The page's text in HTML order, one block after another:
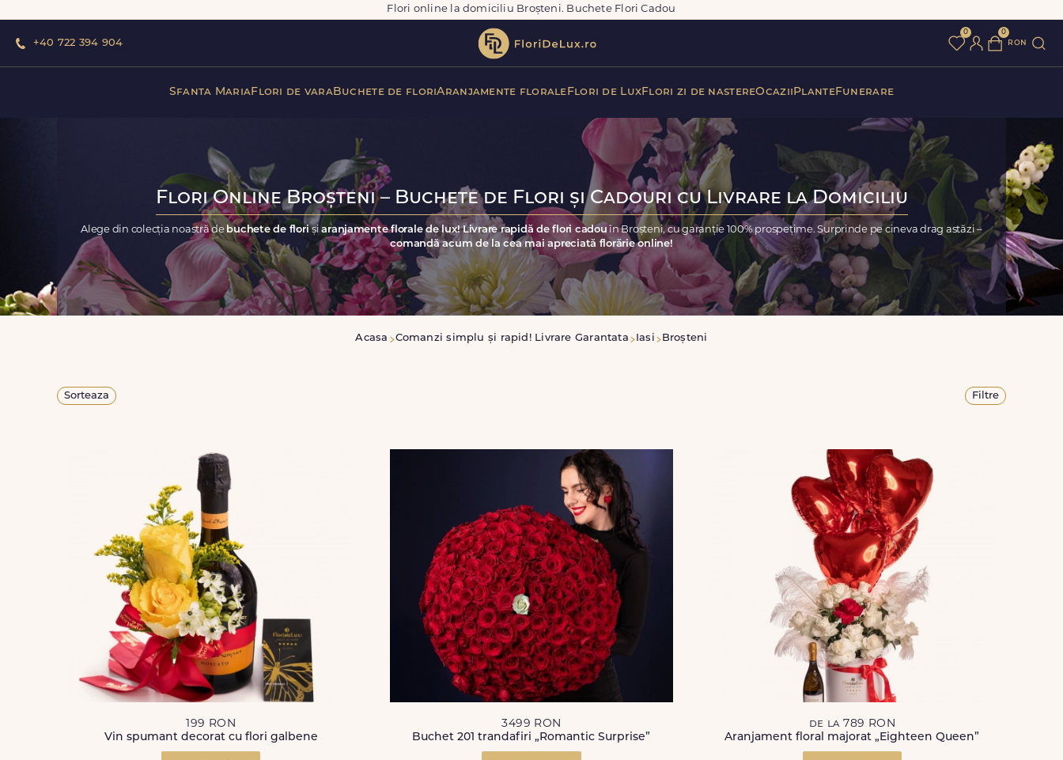
Flori online la domiciliu Broșteni. Buchete Flori Cadou
+40 722 394 904
0 0
ron
Sfanta MariaFlori de varaBuchete de floriAranjamente florale Flori de LuxFlori zi de nastereOcazii PlanteFunerare
Flori Online Broșteni – Buchete de Flori și Cadouri cu Livrare la Domiciliu
Alege din colecția noastră de buchete de florișiaranjamente florale de lux! Livrare rapidă de flori cadou în Broșteni, cu garanție 100% prospețime. Surprinde pe cineva drag astăzi –
comandă acum de la cea mai apreciată florărie online!
Acasa Comanzi simplu și rapid! Livrare Garantata Iasi Broșteni
Sorteaza Filtre
199 RON
Vin spumant decorat cu flori galbene
3499 RON
Buchet 201 trandafiri „Romantic Surprise”
de la 789 RON
Aranjament floral majorat „Eighteen Queen”